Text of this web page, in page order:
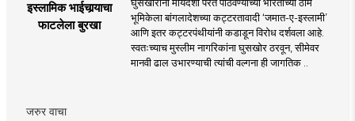
इस्लामिक भाईचार्‍याचा
फाटलेला बुरखा
भूमिकेला बांगलादेशच्या कट्टरतावादी ‘जमात-ए-इस्लामी’
आणि इतर कट्टरपंथीयांनी कडाडून विरोध दर्शवला आहे.
स्वतःच्याच मुस्लीम नागरिकांना घुसखोर ठरवून, सीमेवर
मानवी ढाल उभारण्याची त्यांची वल्गना ही जागतिक ..
जरुर वाचा